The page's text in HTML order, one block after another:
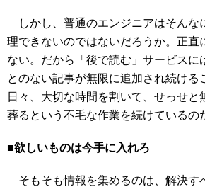
しかし、普通のエンジニアはそんな
理できないのではないだろうか。正直
ない。だから「後で読む」サービスに
とのない記事が無限に追加され続ける
日々、大切な時間を割いて、せっせと
葬るという不毛な作業を続けているの
■欲しいものは今手に入れろ
そもそも情報を集めるのは、解決す